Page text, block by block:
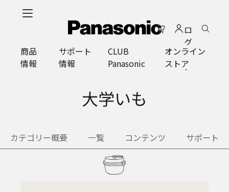
プ
ロ
グ
イ
ン
商品
情報
サポート
情報
CLUB
Panasonic
オンライン
ストア
大学いも
カテゴリー概要 一覧 コンテンツ サポート